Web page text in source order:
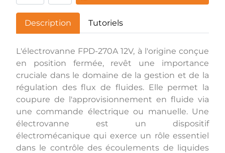
Description Tutoriels
L'électrovanne FPD-270A 12V, à l'origine conçue
en position fermée, revêt une importance
cruciale dans le domaine de la gestion et de la
régulation des flux de fluides. Elle permet la
coupure de l'approvisionnement en fluide via
une commande électrique ou manuelle. Une
électrovanne est un dispositif
électromécanique qui exerce un rôle essentiel
dans le contrôle des écoulements de liquides